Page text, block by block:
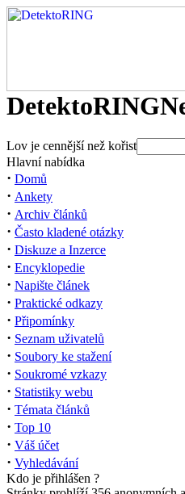
DetektoRING
Lov je cennější než kořist
Hlavní nabídka
· Domů
· Ankety
· Archiv článků
· Často kladené otázky
· Diskuze a Inzerce
· Encyklopedie
· Napište článek
· Praktické odkazy
· Připomínky
· Seznam uživatelů
· Soubory ke stažení
· Soukromé vzkazy
· Statistiky webu
· Témata článků
· Top 10
· Váš účet
· Vyhledávání
Kdo je přihlášen ?